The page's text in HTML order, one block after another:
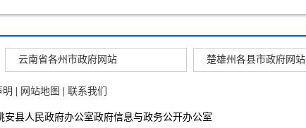
云南省各州市政府网站 楚雄州各县市政府网站
明 | 网站地图 | 联系我们
县人民政府办公室政府信息与政务公开办公室